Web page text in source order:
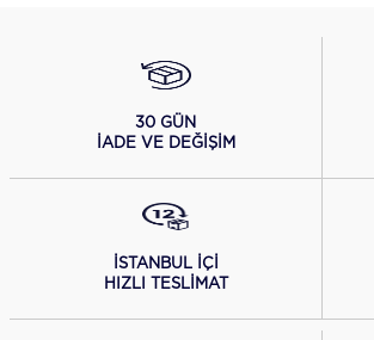
30 GÜN
İADE VE DEĞİŞİM
İSTANBUL İÇİ
HIZLI TESLİMAT